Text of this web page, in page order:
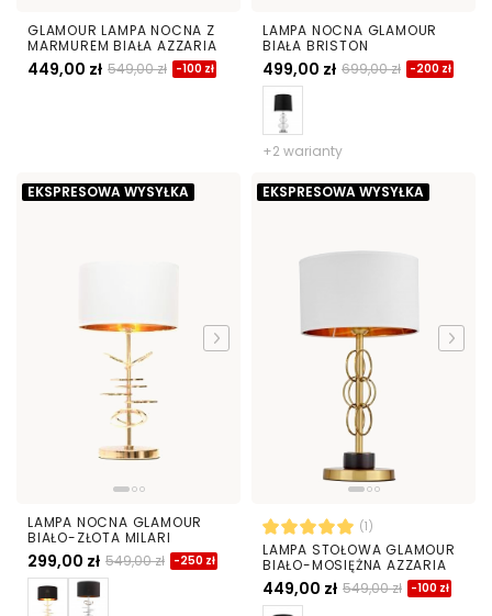
GLAMOUR LAMPA NOCNA Z
MARMUREM BIAŁA AZZARIA
449,00 zł 549,00 zł -100 zł
LAMPA NOCNA GLAMOUR
BIAŁA BRISTON
499,00 zł 699,00 zł -200 zł
+2 warianty
EKSPRESOWA WYSYŁKA
LAMPA NOCNA GLAMOUR
BIAŁO-ZŁOTA MILARI
299,00 zł 549,00 zł -250 zł
EKSPRESOWA WYSYŁKA
(1)
LAMPA STOŁOWA GLAMOUR
BIAŁO-MOSIĘŻNA AZZARIA
449,00 zł 549,00 zł -100 zł